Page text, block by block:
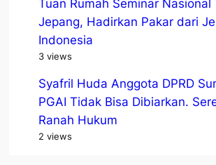
Tuan Rumah Seminar Nasional
Jepang, Hadirkan Pakar dari
Indonesia
3 views
Syafril Huda Anggota DPRD
PGAI Tidak Bisa Dibiarkan.
Ranah Hukum
2 views